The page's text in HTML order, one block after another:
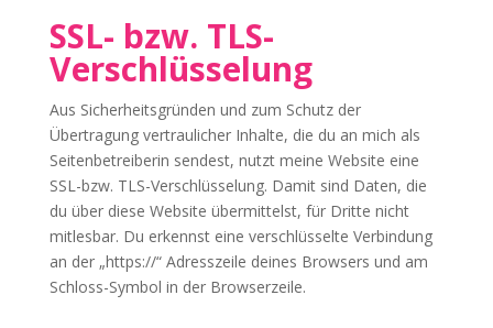
SSL- bzw. TLS-
Verschlüsselung
Aus Sicherheitsgründen und zum Schutz der
Übertragung vertraulicher Inhalte, die du an mich als
Seitenbetreiberin sendest, nutzt meine Website eine
SSL-bzw. TLS-Verschlüsselung. Damit sind Daten, die
du über diese Website übermittelst, für Dritte nicht
mitlesbar. Du erkennst eine verschlüsselte Verbindung
an der „https://“ Adresszeile deines Browsers und am
Schloss-Symbol in der Browserzeile.